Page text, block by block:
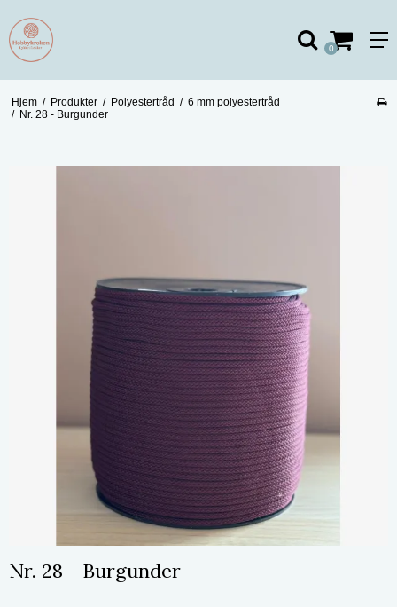
0
Hjem / Produkter / Polyestertråd / 6 mm polyestertråd
/ Nr. 28 - Burgunder
Nr. 28 - Burgunder